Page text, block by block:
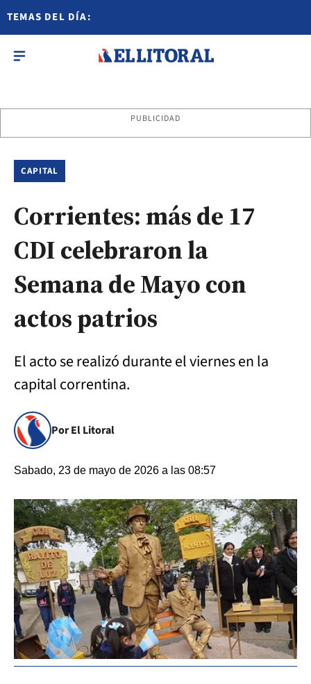
TEMAS DEL DÍA:
PUBLICIDAD
CAPITAL
Corrientes: más de 17
CDI celebraron la
Semana de Mayo con
actos patrios
El acto se realizó durante el viernes en la
capital correntina.
Por El Litoral
Sabado, 23 de mayo de 2026 a las 08:57